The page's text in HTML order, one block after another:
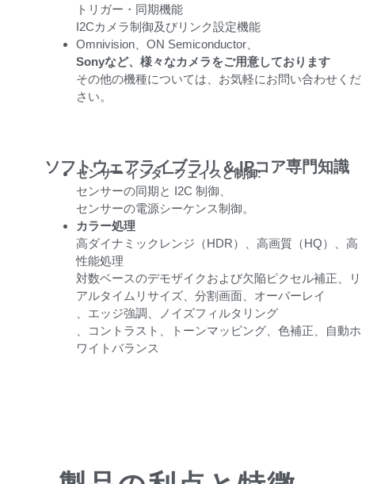
トリガー・同期機能
I2Cカメラ制御及びリンク設定機能
Omnivision、 ON Semiconductor、
Sonyなど、様々なカメラをご用意しております
その他の機種については、お気軽にお問い合わせくだ
さい。
ソフトウェアライブラリ & IPコア専門知識
センサー インターフェイスと制御:
センサーの同期と I2C 制御、
センサーの電源シーケンス制御。
カラー処理
高ダイナミックレンジ（HDR）、高画質（HQ）、高
性能処理
対数ベースのデモザイクおよび欠陥ピクセル補正、
リ
アルタイムリサイズ、分割画面、オーバーレイ
、エッジ強調、ノイズフィルタリング
コントラスト、トーンマッピング、色補正、自動ホ
ワイトバランス